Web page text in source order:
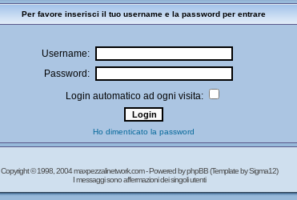
Per favore inserisci il tuo username e la password per entrare
Username:
Password:
Login automatico ad ogni visita:
Ho dimenticato la password
Copyright © 1998, 2004 maxpezzalinetwork.com - Powered byphpBB(Template by Sigma12)
I messaggi sono affermazioni dei singoli utenti